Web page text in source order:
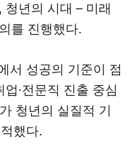
년의 시대 – 미래
를 진행했다.
서 성공의 기준이 점
·전문직 진출 중심
청년의 실질적 기
했다.